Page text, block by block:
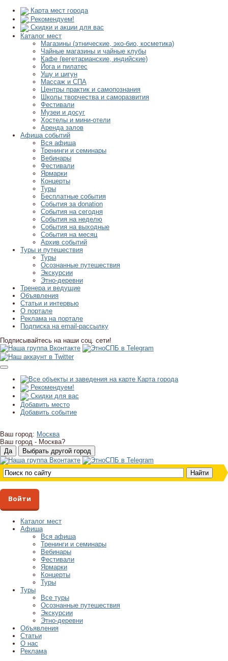
Карта мест города
Рекомендуем!
Скидки и акции для вас
Каталог мест
Магазины (этнические, эко-био, косметика)
Чайные магазины и чайные клубы
Кафе (вегетарианские, индийские)
Йога и пилатес
Ушу и цигун
Массаж и СПА
Центры практик и самопознания
Школы творчества и саморазвития
Фестивали
Музеи и досуг
Хостелы и мини-отели
Аренда залов
Афиша событий
Вся афиша
Тренинги и семинары
Вебинары
Фестивали
Ярмарки
Концерты
Туры
Бесплатные события
События за donation
События на сегодня
События на неделю
События на выходные
События на месяц
Архив событий
Туры и путешествия
Туры
Осознанные путешествия
Экскурсии
Этно-деревни
Тренера и ведущие
Объявления
Статьи и интервью
О портале
Реклама на портале
Подписка на email-рассылку
Подписывайтесь на наши соц. сети!
Карта города
Рекомендуем!
Скидки для вас
Добавить место
Добавить событие
Ваш город: Москва
Ваш город - Москва?
Войти
Каталог мест
Афиша
Вся афиша
Тренинги и семинары
Вебинары
Фестивали
Ярмарки
Концерты
Туры
Туры
Все туры
Осознанные путешествия
Экскурсии
Этно-деревни
Объявления
Статьи
О нас
Реклама